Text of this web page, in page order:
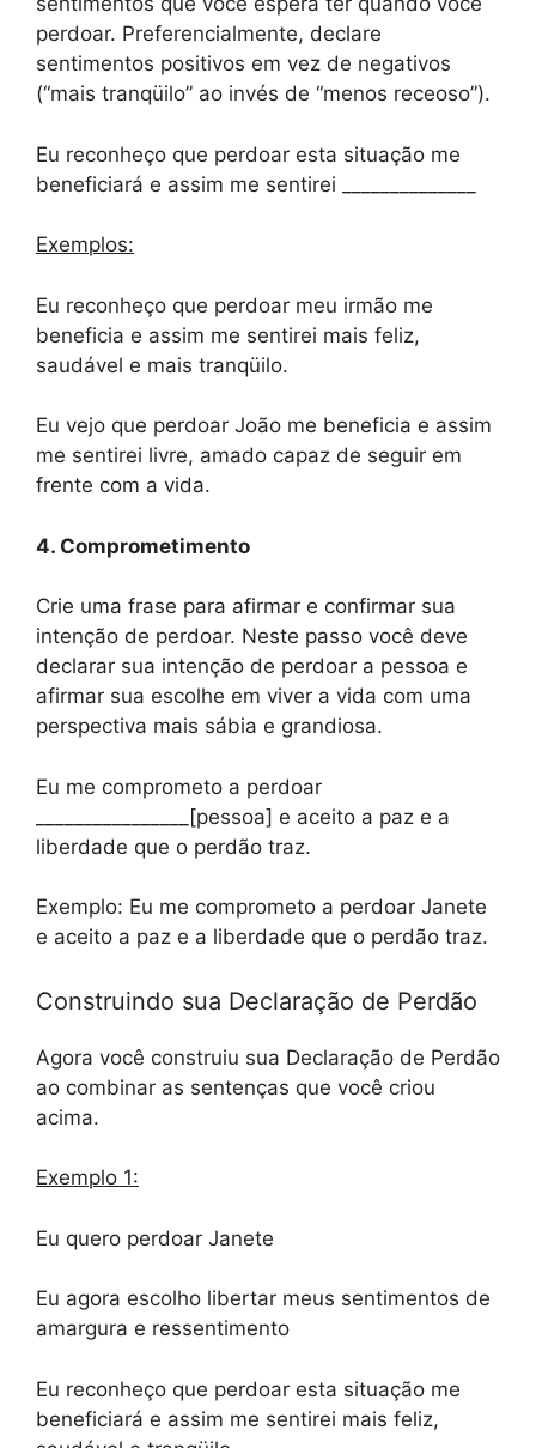
perdoar. Preferencialmente, declare
sentimentos positivos em vez de negativos
(“mais tranqüilo” ao invés de “menos receoso”).
Eu reconheço que perdoar esta situação me
beneficiará e assim me sentirei ______________
Exemplos:
Eu reconheço que perdoar meu irmão me
beneficia e assim me sentirei mais feliz,
saudável e mais tranqüilo.
Eu vejo que perdoar João me beneficia e assim
me sentirei livre, amado capaz de seguir em
frente com a vida.
4. Comprometimento
Crie uma frase para afirmar e confirmar sua
intenção de perdoar. Neste passo você deve
declarar sua intenção de perdoar a pessoa e
afirmar sua escolhe em viver a vida com uma
perspectiva mais sábia e grandiosa.
Eu me comprometo a perdoar
________________[pessoa] e aceito a paz e a
liberdade que o perdão traz.
Exemplo: Eu me comprometo a perdoar Janete
e aceito a paz e a liberdade que o perdão traz.
Construindo sua Declaração de Perdão
Agora você construiu sua Declaração de Perdão
ao combinar as sentenças que você criou
acima.
Exemplo 1:
Eu quero perdoar Janete
Eu agora escolho libertar meus sentimentos de
amargura e ressentimento
Eu reconheço que perdoar esta situação me
beneficiará e assim me sentirei mais feliz,